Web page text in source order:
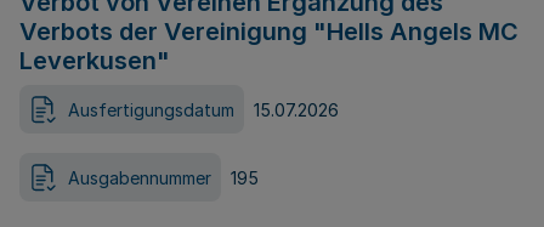
Verbots der Vereinigung "Hells Angels MC
Leverkusen"
Ausfertigungsdatum 15.07.2026
Ausgabennummer 195